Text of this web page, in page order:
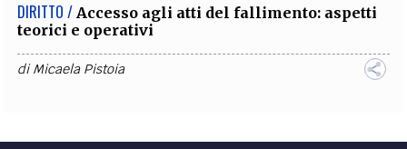
DIRITTO / Accesso agli atti del fallimento: aspetti
teorici e operativi
diMicaela Pistoia